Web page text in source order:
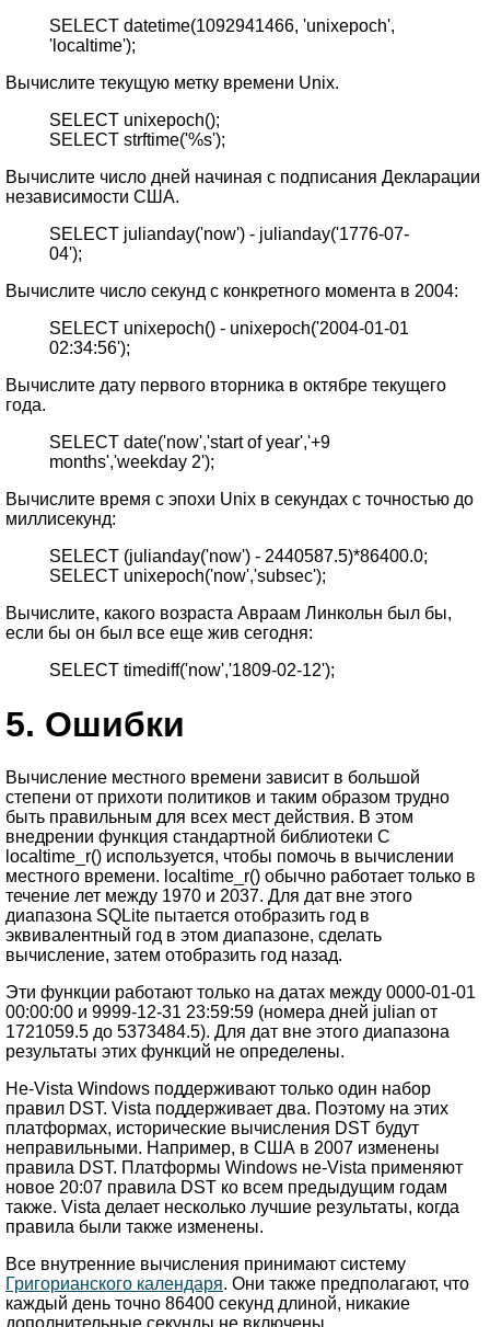
SELECT datetime(1092941466, 'unixepoch',
'localtime');
Вычислите текущую метку времени Unix.
SELECT unixepoch();
SELECT strftime('%s');
Вычислите число дней начиная с подписания Декларации
независимости США.
SELECT julianday('now') - julianday('1776-07-
04');
Вычислите число секунд с конкретного момента в 2004:
SELECT unixepoch() - unixepoch('2004-01-01
02:34:56');
Вычислите дату первого вторника в октябре текущего
года.
SELECT date('now','start of year','+9
months','weekday 2');
Вычислите время с эпохи Unix в секундах с точностью до
миллисекунд:
SELECT (julianday('now') - 2440587.5)*86400.0;
SELECT unixepoch('now','subsec');
Вычислите, какого возраста Авраам Линкольн был бы,
если бы он был все еще жив сегодня:
SELECT timediff('now','1809-02-12');
5. Ошибки
Вычисление местного времени зависит в большой
степени от прихоти политиков и таким образом трудно
быть правильным для всех мест действия. В этом
внедрении функция стандартной библиотеки C
localtime_r() используется, чтобы помочь в вычислении
местного времени. localtime_r() обычно работает только в
течение лет между 1970 и 2037. Для дат вне этого
диапазона SQLite пытается отобразить год в
эквивалентный год в этом диапазоне, сделать
вычисление, затем отобразить год назад.
Эти функции работают только на датах между 0000-01-01
00:00:00 и 9999-12-31 23:59:59 (номера дней julian от
1721059.5 до 5373484.5). Для дат вне этого диапазона
результаты этих функций не определены.
Не-Vista Windows поддерживают только один набор
правил DST. Vista поддерживает два. Поэтому на этих
платформах, исторические вычисления DST будут
неправильными. Например, в США в 2007 изменены
правила DST. Платформы Windows не-Vista применяют
новое 20:07 правила DST ко всем предыдущим годам
также. Vista делает несколько лучшие результаты, когда
правила были также изменены.
Все внутренние вычисления принимают систему
Григорианского календаря. Они также предполагают, что
каждый день точно 86400 секунд длиной, никакие
дополнительные секунды не включены.